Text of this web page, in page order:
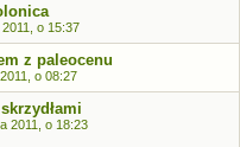
o 15:37
z paleocenu
o 08:27
2011, o 18:23